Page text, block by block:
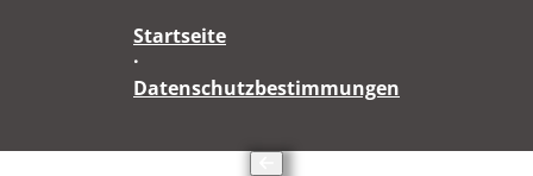
Startseite
·
Datenschutzbestimmungen